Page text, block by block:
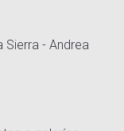
Sierra - Andrea